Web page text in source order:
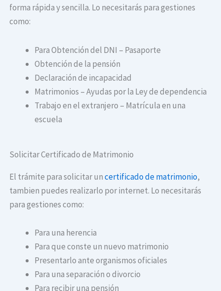
forma rápida y sencilla. Lo necesitarás para gestiones
como:
Para Obtención del DNI – Pasaporte
Obtención de la pensión
Declaración de incapacidad
Matrimonios – Ayudas por la Ley de dependencia
Trabajo en el extranjero – Matrícula en una
escuela
Solicitar Certificado de Matrimonio
El trámite para solicitar uncertificado de matrimonio,
tambien puedes realizarlo por internet. Lo necesitarás
para gestiones como:
Para una herencia
Para que conste un nuevo matrimonio
Presentarlo ante organismos oficiales
Para una separación o divorcio
Para recibir una pensión